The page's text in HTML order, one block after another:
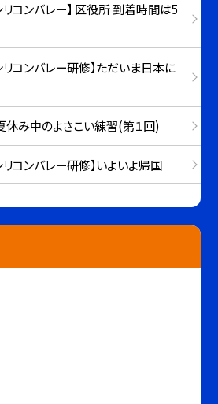
コンバレー】 区役所 到着時間は5
コンバレー研修】ただいま日本に
み中のよさこい練習(第１回)
コンバレー研修】いよいよ帰国